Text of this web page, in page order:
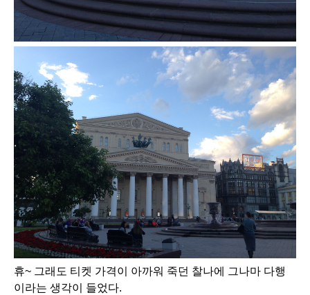
휴~ 그래도 티켓 가격이 아까워 죽던 찰나에 그나마 다행
이라는 생각이 들었다.